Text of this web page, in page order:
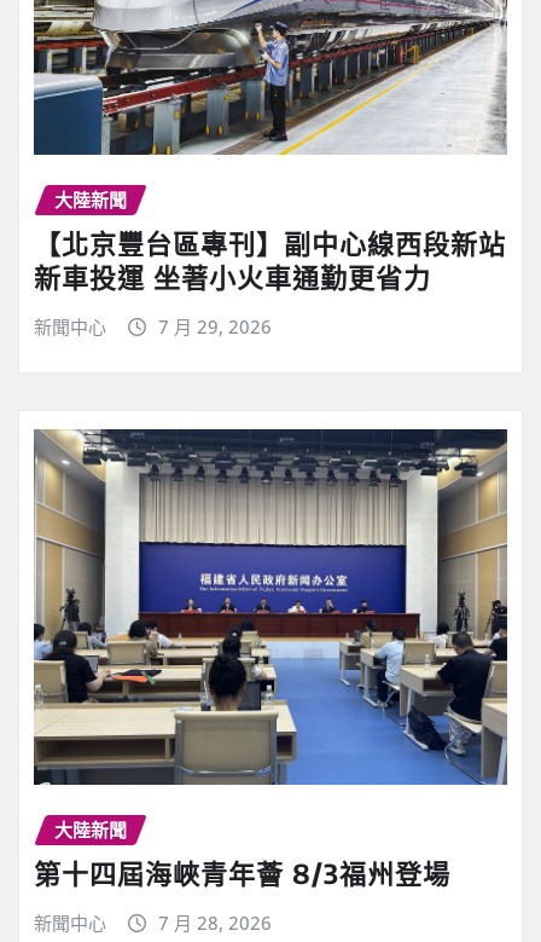
大陸新聞
【北京豐台區專刊】副中心線西段新站
新車投運 坐著小火車通勤更省力
新聞中心 7 月 29, 2026
大陸新聞
第十四屆海峽青年薈 8/3福州登場
新聞中心 7 月 28, 2026